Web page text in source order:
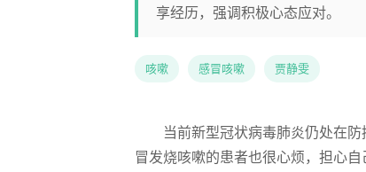
享经历，强调积极心态应对。
咳嗽 感冒咳嗽 贾静雯
当前新型冠状病毒肺炎仍处在
冒发烧咳嗽的患者也很心烦，担心